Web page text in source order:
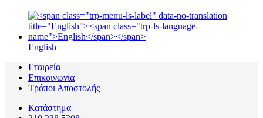
English
Εταιρεία
Επικοινωνία
Τρόποι Αποστολής
Κατάστημα